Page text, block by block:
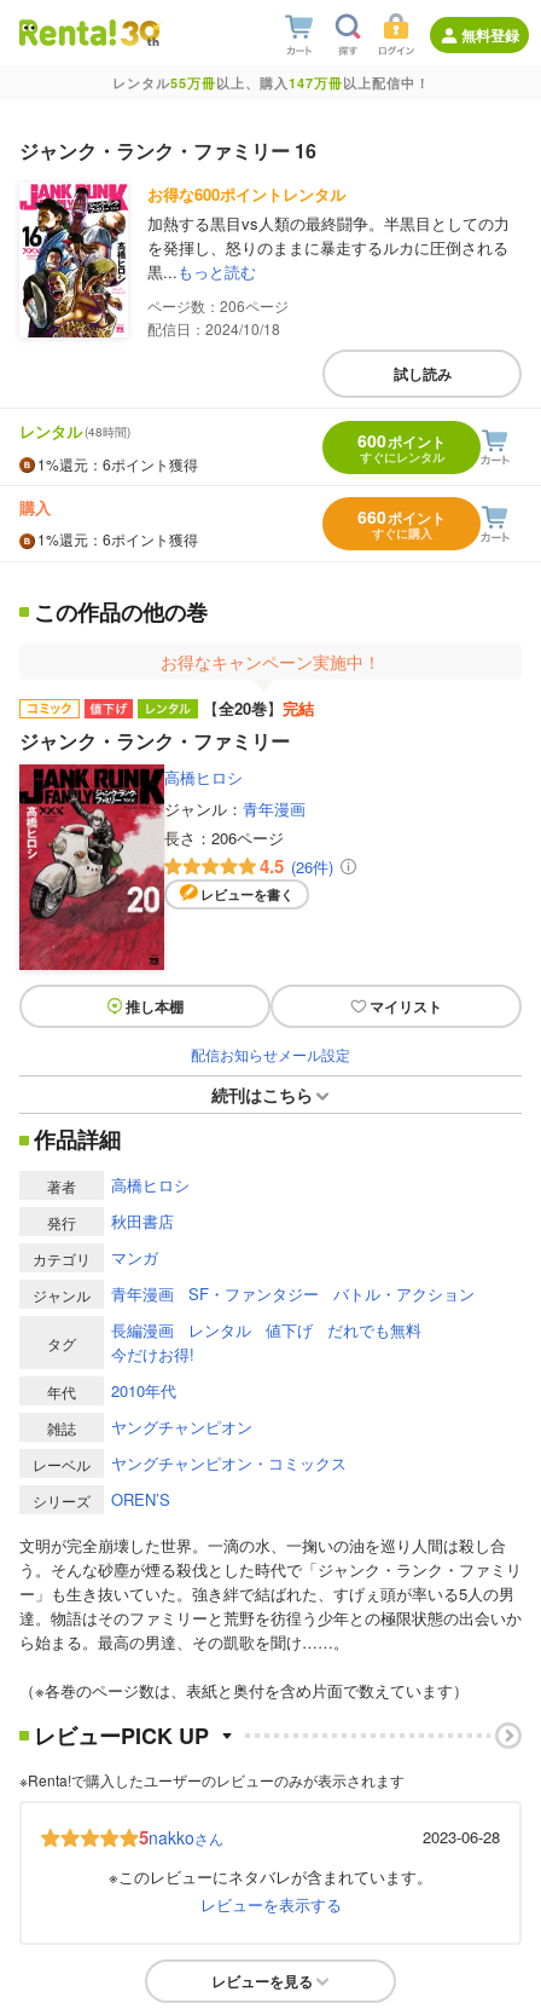
無料登録
レンタル55万冊以上、購入147万冊以上配信中！
ジャンク・ランク・ファミリー 16
お得な600ポイントレンタル
加熱する黒目vs人類の最終闘争。半黒目としての力
を発揮し、怒りのままに暴走するルカに圧倒される
黒...もっと読む
206
配信日：2024/10/18
試し読み
レンタル(48時間)
1%還元 ：6ポイント獲得
600ポイント
すぐにレンタル
購入
1%還元 ：6ポイント獲得
660ポイント
すぐに購入
この作品の他の巻
お得なキャンペーン実施中！
【全20巻】 完結
ジャンク・ランク・ファミリー
高橋ヒロシ
ジャンル： 青年漫画
長さ： 206ページ
4.5 (26件)
レビューを書く
推し本棚 マイリスト
配信お知らせメール設定
続刊はこちら
作品詳細
著者 高橋ヒロシ
発行 秋田書店
カテゴリ マンガ
ジャンル 青年漫画 SF・ファンタジー バトル・アクション
タグ
長編漫画 レンタル 値下げ
だれでも無料
今だけお得!
年代 2010年代
雑誌 ヤングチャンピオン
レーベル ヤングチャンピオン・コミックス
シリーズ
OREN’S
文明が完全崩壊した世界。一滴の水、一掬いの油を巡り人間は殺し合
う。そんな砂塵が煙る殺伐とした時代で「ジャンク・ランク・ファミリ
ー」も生き抜いていた。強き絆で結ばれた、すげぇ頭が率いる5人の男
達。物語はそのファミリーと荒野を彷徨う少年との極限状態の出会いか
ら始まる。最高の男達、その凱歌を聞け……。
（※各巻のページ数は、表紙と奥付を含め片面で数えています）
レビューPICK UP
※Renta!で購入したユーザーのレビューのみが表示されます
5nakkoさん
2023-06-28
※このレビューにネタバレが含まれています。
レビューを表示する
レビューを見る